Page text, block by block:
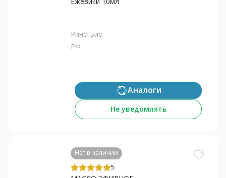
Рино Био
РФ
Аналоги
Не уведомлять
Нет в наличии
5